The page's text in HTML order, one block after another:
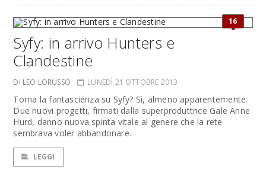
16
Syfy: in arrivo Hunters e
Clandestine
DI LEO LORUSSO LUNEDÌ 21 OTTOBRE 2013
Torna la fantascienza su Syfy? Sì, almeno apparentemente.
Due nuovi progetti, firmati dalla superproduttrice Gale Anne
Hurd, danno nuova spinta vitale al genere che la rete
sembrava voler abbandonare.
LEGGI